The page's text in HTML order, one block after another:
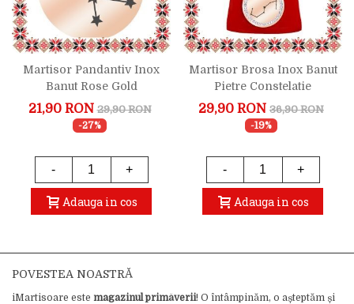
Martisor Pandantiv Inox
Banut Rose Gold
Constelatie Rac
21,90 RON 29,90 RON
-27%
- +
Adauga in cos
Martisor Brosa Inox Banut
Pietre Constelatie
Scorpion Rose Gold
29,90 RON 36,90 RON
-19%
- +
Adauga in cos
POVESTEA NOASTRĂ
iMartisoare este magazinul primăverii! O întâmpinăm, o așteptăm și